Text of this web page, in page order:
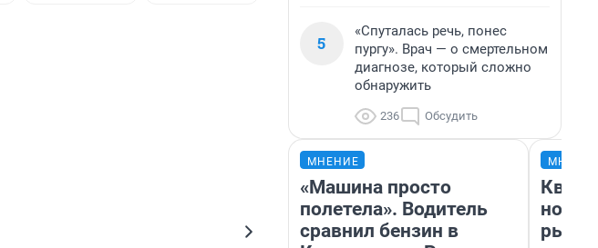
5
«Спуталась речь, понес
пургу». Врач — о смертельном
диагнозе, который сложно
обнаружить
236 Обсудить
МНЕНИЕ
«Машина просто
полетела». Водитель
сравнил бензин в
но